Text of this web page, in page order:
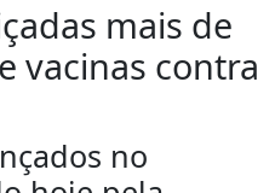
mais de
vacinas contra
no